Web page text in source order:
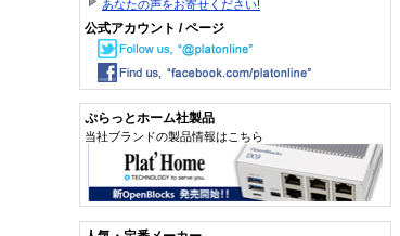
あなたの声をお寄せください!
公式アカウント / ページ
ぷらっとホーム社製品
当社ブランドの製品情報はこちら